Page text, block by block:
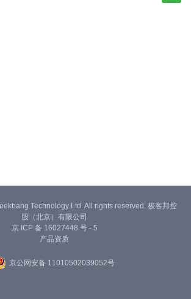
Technology Ltd. All rights reserved. 极客邦控
股（北京）有限公司
京 ICP 备 16027448 号 - 5
产品资质
京公网安备 11010502039052号